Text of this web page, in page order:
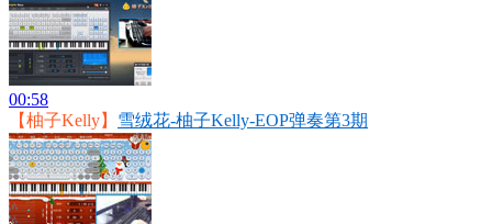
00:58
【柚子Kelly】 雪绒花-柚子Kelly-EOP弹奏第3期